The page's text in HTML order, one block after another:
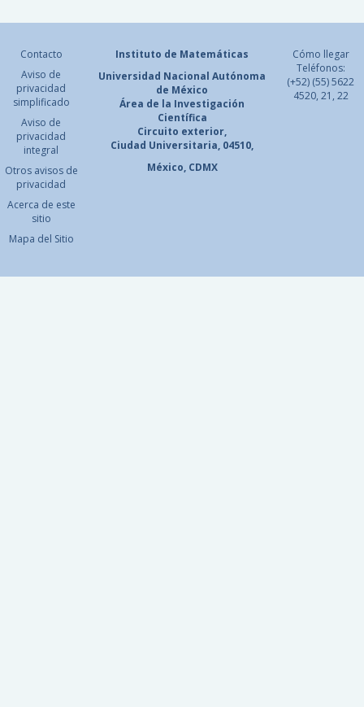
Contacto
Aviso de
privacidad
simplificado
Aviso de
privacidad
integral
Otros avisos de
privacidad
Acerca de este
sitio
Mapa del Sitio
Instituto de Matemáticas
Universidad Nacional Autónoma
de México
Área de la Investigación
Científica
Circuito exterior,
Ciudad Universitaria, 04510,
México, CDMX
Cómo llegar
Teléfonos:
(+52) (55) 5622
4520, 21, 22